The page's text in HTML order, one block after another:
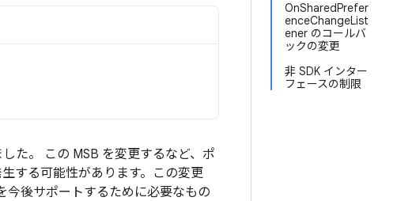
OnSharedPrefer
enceChangeList
ener のコールバ
ックの変更
非 SDK インター
フェースの制限
た。 この MSB を変更するなど、ポ
する可能性があります。この変更
今後サポートするために必要なもの